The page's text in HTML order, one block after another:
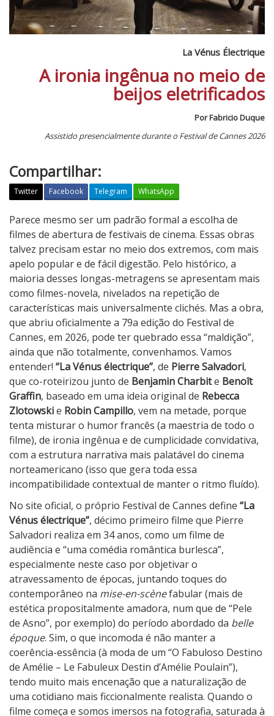
La Vénus Électrique
A ironia ingênua no meio de
beijos eletrificados
Por Fabricio Duque
Assistido presencialmente durante o Festival de Cannes 2026
Compartilhar:
Twitter Facebook Telegram WhatsApp
L
a
V
é
n
u
s
É
l
e
c
t
r
i
q
u
e
Parece mesmo ser um padrão formal a escolha de
filmes de abertura de festivais de cinema. Essas obras
talvez precisam estar no meio dos extremos, com mais
apelo popular e de fácil digestão. Pelo histórico, a
maioria desses longas-metragens se apresentam mais
como filmes-novela, nivelados na repetição de
características mais universalmente clichés. Mas a obra,
que abriu oficialmente a 79a edição do Festival de
Cannes, em 2026, pode ter quebrado essa “maldição”,
ainda que não totalmente, convenhamos. Vamos
entender! “La Vénus électrique”, de Pierre Salvadori,
que co-roteirizou junto de Benjamin Charbite Benoît
Graffin, baseado em uma ideia original de Rebecca
Zlotowskie Robin Campillo, vem na metade, porque
tenta misturar o humor francês (a maestria de todo o
filme), de ironia ingênua e de cumplicidade convidativa,
com a estrutura narrativa mais palatável do cinema
norteamericano (isso que gera toda essa
incompatibilidade contextual de manter o ritmo fluído).
No site oficial, o próprio Festival de Cannes define “La
Vénus électrique”, décimo primeiro filme que Pierre
Salvadori realiza em 34 anos, como um filme de
audiência e “uma comédia romântica burlesca”,
especialmente neste caso por objetivar o
atravessamento de épocas, juntando toques do
contemporâneo na mise-en-scènefabular (mais de
estética propositalmente amadora, num que de “Pele
de Asno”, por exemplo) do período abordado da belle
époque. Sim, o que incomoda é não manter a
coerência-essência (à moda de um “O Fabuloso Destino
de Amélie – Le Fabuleux Destin d’Amélie Poulain”),
tendo muito mais encenação que a naturalização de
uma cotidiano mais ficcionalmente realista. Quando o
filme começa e somos imersos na fotografia, saturada à